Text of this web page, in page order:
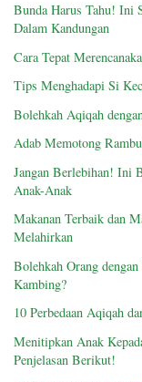
Bunda Harus Tahu! Ini
Dalam Kandungan
Cara Tepat
Tips Menghadapi Si
Bolehkah Aqiqah
Adab Memotong
Jangan Berlebihan! Ini
Anak-Anak
Makanan Terbaik dan
Melahirkan
Bolehkah Orang
Kambing?
10 Perbedaan Aqiqah
Menitipkan Anak
Penjelasan Berikut!